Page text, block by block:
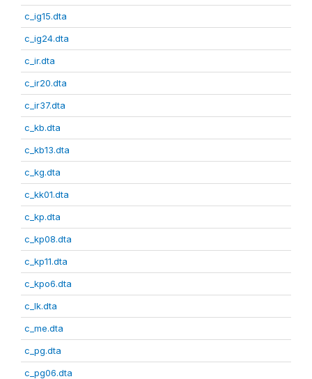
c_ig15.dta
c_ig24.dta
c_ir.dta
c_ir20.dta
c_ir37.dta
c_kb.dta
c_kb13.dta
c_kg.dta
c_kk01.dta
c_kp.dta
c_kp08.dta
c_kp11.dta
c_kpo6.dta
c_lk.dta
c_me.dta
c_pg.dta
c_pg06.dta